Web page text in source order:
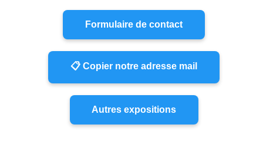
Formulaire de contact
📋 Copier notre adresse mail
Autres expositions